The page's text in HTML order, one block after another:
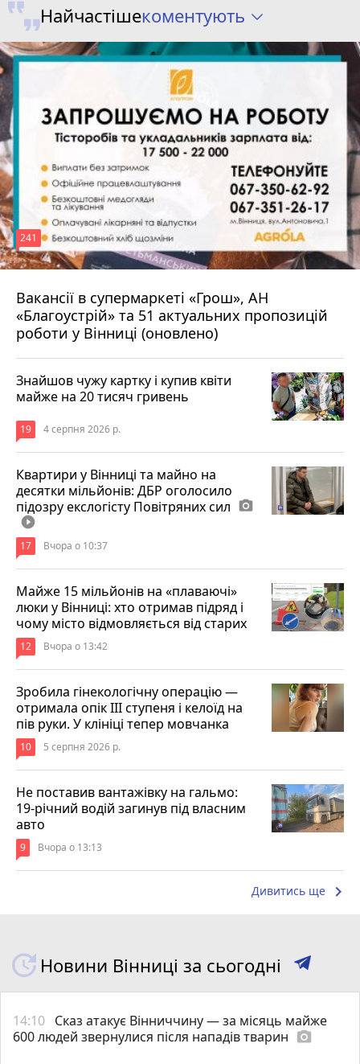
Найчастішекоментують
Вакансії в супермаркеті «Грош», АН
«Благоустрій» та 51 актуальних пропозицій
роботи у Вінниці (оновлено)
241
4 серпня 2026 р.
Знайшов чужу картку і купив квіти
майже на 20 тисяч гривень
19 4 серпня 2026 р.
Квартири у Вінниці та майно на
десятки мільйонів: ДБР оголосило
підозру екслогісту Повітряних сил photo_camera
play_circle_filled
17 Вчора о 10:37
Майже 15 мільйонів на «плаваючі»
люки у Вінниці: хто отримав підряд і
чому місто відмовляється від старих
12 Вчора о 13:42
Зробила гінекологічну операцію —
отримала опік ІІІ ступеня і келоїд на
пів руки. У клініці тепер мовчанка
10 5 серпня 2026 р.
Не поставив вантажівку на гальмо:
19-річний водій загинув під власним
авто
9 Вчора о 13:13
Дивитись ще keyboard_arrow_right
Новини Вінниці за сьогодні
14:10 Сказ атакує Вінниччину — за місяць майже
600 людей звернулися після нападів тварин photo_camera